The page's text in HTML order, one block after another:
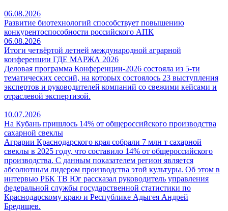
06.08.2026
Развитие биотехнологий способствует повышению
конкурентоспособности российского АПК
06.08.2026
Итоги четвёртой летней международной аграрной
конференции ГДЕ МАРЖА 2026
Деловая программа Конференции-2026 состояла из 5-ти
тематических сессий, на которых состоялось 23 выступления
экспертов и руководителей компаний со свежими кейсами и
отраслевой экспертизой.
10.07.2026
На Кубань пришлось 14% от общероссийского производства
сахарной свеклы
Аграрии Краснодарского края собрали 7 млн т сахарной
свеклы в 2025 году, что составило 14% от общероссийского
производства. С данным показателем регион является
абсолютным лидером производства этой культуры. Об этом в
интервью РБК ТВ Юг рассказал руководитель управления
федеральной службы государственной статистики по
Краснодарскому краю и Республике Адыгея Андрей
Бредищев.